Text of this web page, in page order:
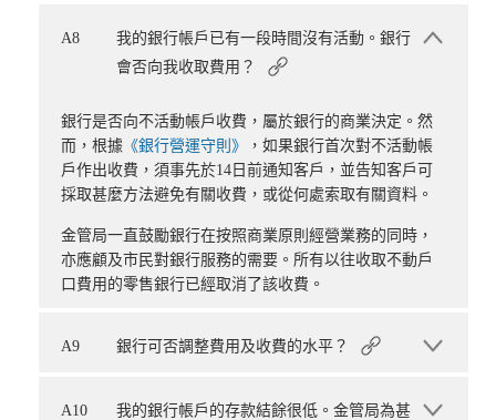
A8
我的銀行帳戶已有一段時間沒有活動。銀行
會否向我收取費用？
銀行是否向不活動帳戶收費，屬於銀行的商業決定。然
而，根據 《銀行營運守則》
，如果銀行首次對不活動帳
戶作出收費，須事先於14日前通知客戶，並告知客戶可
採取甚麼方法避免有關收費，或從何處索取有關資料。
金管局一直鼓勵銀行在按照商業原則經營業務的同時，
亦應顧及市民對銀行服務的需要。所有以往收取不動戶
口費用的零售銀行已經取消了該收費。
A9 銀行可否調整費用及收費的水平？
A10
我的銀行帳戶的存款結餘很低。金管局為甚